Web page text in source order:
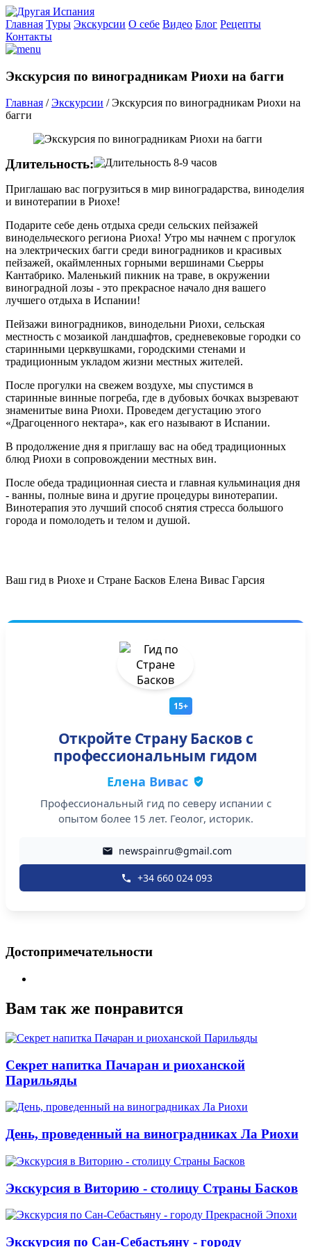
Главная Туры Экскурсии О себе Видео Блог Рецепты
Контакты
Экскурсия по виноградникам Риохи на багги
Главная /Экскурсии /Экскурсия по виноградникам Риохи на
багги
Длительность: 8-9 часов
Приглашаю вас погрузиться в мир виноградарства, виноделия
и винотерапии в Риохе!
Подарите себе день отдыха среди сельских пейзажей
винодельческого региона Риоха! Утро мы начнем с прогулок
на электрических багги среди виноградников и красивых
пейзажей, окаймленных горными вершинами Сьерры
Кантабрико. Маленький пикник на траве, в окружении
виноградной лозы - это прекрасное начало дня вашего
лучшего отдыха в Испании!
Пейзажи виноградников, винодельни Риохи, сельская
местность с мозаикой ландшафтов, средневековые городки со
старинными церквушками, городскими стенами и
традиционным укладом жизни местных жителей.
После прогулки на свежем воздухе, мы спустимся в
старинные винные погреба, где в дубовых бочках вызревают
знаменитые вина Риохи. Проведем дегустацию этого
«Драгоценного нектара», как его называют в Испании.
В продолжение дня я приглашу вас на обед традиционных
блюд Риохи в сопровождении местных вин.
После обеда традиционная сиеста и главная кульминация дня
- ванны, полные вина и другие процедуры винотерапии.
Винотерапия это лучший способ снятия стресса большого
города и помолодеть и телом и душой.
Ваш гид в Риохе и Стране Басков Елена Вивас Гарсия
15+
Откройте Страну Басков с
профессиональным гидом
Елена Вивас
Профессиональный гид по северу испании с
опытом более 15 лет. Геолог, историк.
newspainru@gmail.com
+34 660 024 093
Достопримечательности
Вам так же понравится
Секрет напитка Пачаран и риоханской
Парильяды
День, проведенный на виноградниках Ла Риохи
Экскурсия в Виторию - столицу Страны Басков
Экскурсия по Сан-Себастьяну - городу